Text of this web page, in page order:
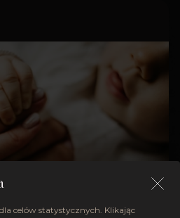
celów statystycznych. Klikając